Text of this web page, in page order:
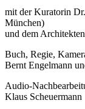
mit der Kuratorin
München)
und dem
Buch, Regie,
Bernt Engelmann
Audio-
Klaus Scheuermann